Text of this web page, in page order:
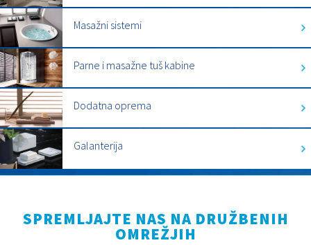
Masažni sistemi
Parne i masažne tuš kabine
Dodatna oprema
Galanterija
SPREMLJAJTE NAS NA DRUŽBENIH
OMREŽJIH